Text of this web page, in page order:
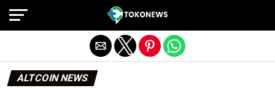
ALTCOIN NEWS
Exit mobile version